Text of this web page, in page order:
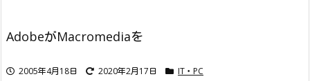
AdobeがMacromediaを
2005年4月18日 2020年2月17日 IT・PC